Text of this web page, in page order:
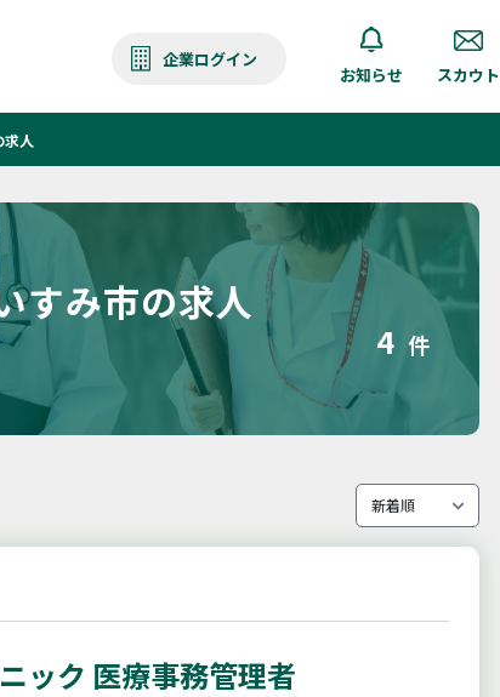
企業ログイン
お知らせ スカウト
求人
すみ市の求人
4 件
ック 医療事務管理者